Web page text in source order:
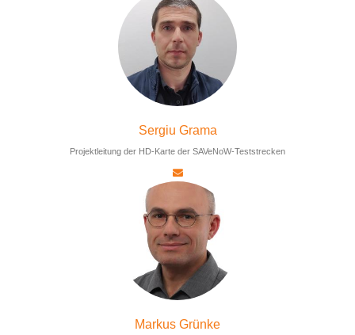
Sergiu Grama
Projektleitung der HD-Karte der SAVeNoW-Teststrecken
Markus Grünke